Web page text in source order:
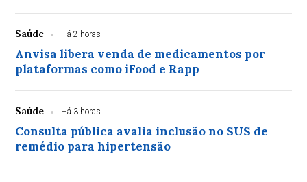
Saúde Há 2 horas
Anvisa libera venda de medicamentos por
plataformas como iFood e Rapp
Saúde Há 3 horas
Consulta pública avalia inclusão no SUS de
remédio para hipertensão